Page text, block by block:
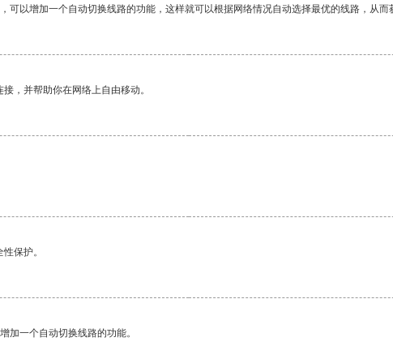
以增加一个自动切换线路的功能，这样就可以根据网络情况自动选择最优的线路，从而
，并帮助你在网络上自由移动。
保护。
加一个自动切换线路的功能。